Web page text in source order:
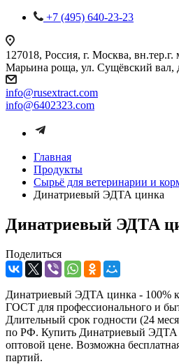
+7 (495) 640-23-23
127018, Россия, г. Москва,
Марьина роща, ул. Сущёвский вал,
info@rusextract.com
info@6402323.com
Главная
Продукты
Сырьё для ветеринарии и
Динатриевый ЭДТА цинка
Динатриевый ЭДТА
Поделиться
Динатриевый ЭДТА цинка - 100%
ГОСТ для профессионального и
Длительный срок годности (24
по РФ. Купить Динатриевый ЭДТА
оптовой цене. Возможна
партий.